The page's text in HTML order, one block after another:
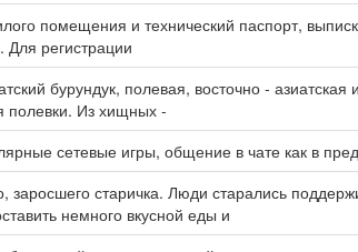
помещения и технический паспорт,
регистрации
бурундук, полевая, восточно - азиатская и
полевки. Из хищных -
сетевые игры, общение в чате как в
старичка. Люди старались
немного вкусной еды и